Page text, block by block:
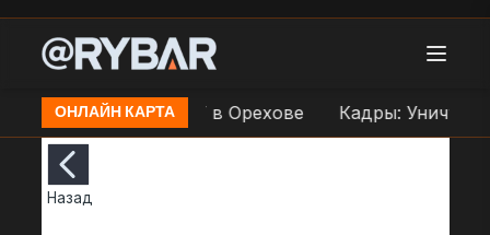
ОНЛАЙН КАРТА
по переправе ВСУ в Орехове Кадры:
Назад